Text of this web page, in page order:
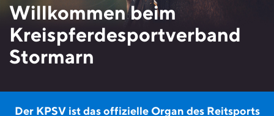
Willkommen beim
Kreispferde­sportverband
Stormarn
Der KPSV ist das offizielle Organ des Reitsports